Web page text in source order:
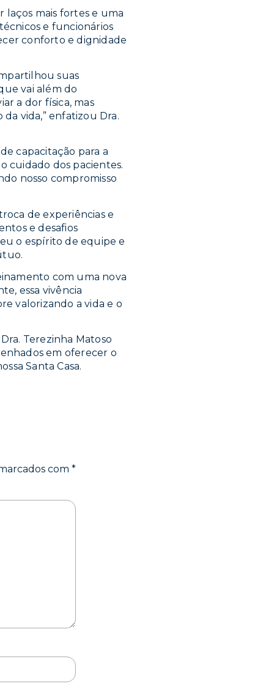
laços mais fortes e uma
e funcionários
conforto e dignidade
suas
vai além do
a dor física, mas
vida,” enfatizou Dra.
capacitação para a
cuidado dos pacientes.
nosso compromisso
de experiências e
e desafios
o espírito de equipe e
com uma nova
essa vivência
valorizando a vida e o
Terezinha Matoso
em oferecer o
Santa Casa.
com *